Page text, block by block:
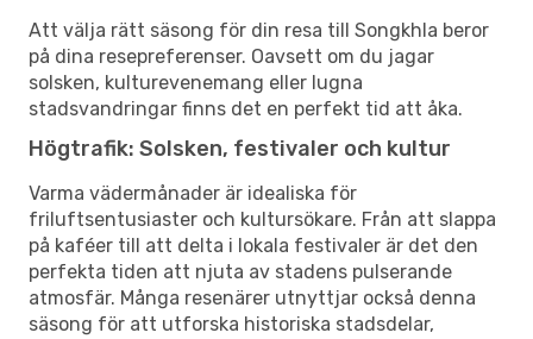
Att välja rätt säsong för din resa till Songkhla beror
på dina resepreferenser. Oavsett om du jagar
solsken, kulturevenemang eller lugna
stadsvandringar finns det en perfekt tid att åka.
Högtrafik: Solsken, festivaler och kultur
Varma vädermånader är idealiska för
friluftsentusiaster och kultursökare. Från att slappa
på kaféer till att delta i lokala festivaler är det den
perfekta tiden att njuta av stadens pulserande
atmosfär. Många resenärer utnyttjar också denna
säsong för att utforska historiska stadsdelar,